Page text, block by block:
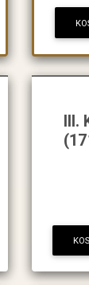
III.